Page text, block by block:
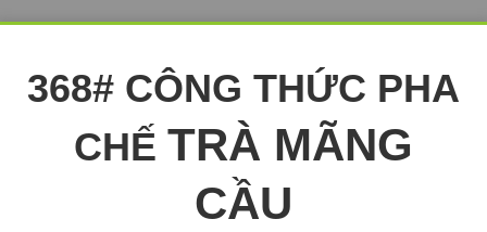
368# CÔNG THỨC PHA
CHẾ TRÀ MÃNG
CẦU